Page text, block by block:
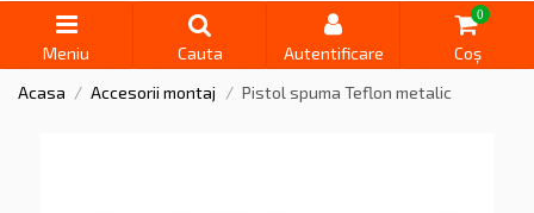
Meniu Cauta Autentificare
0
Coș
Acasa
Accesorii montaj Pistol spuma Teflon metalic